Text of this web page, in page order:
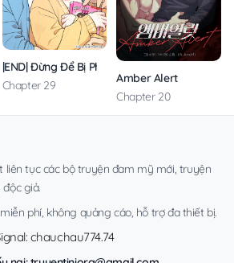
|END| Đừng Để Bị Phát Hiện!!
Chapter 29
Amber Alert
Chapter 20
liên tục các bộ truyện đam mỹ mới, truyện
độc giả.
phí, không quảng cáo, hỗ trợ đa thiết bị.
chauchau774.74